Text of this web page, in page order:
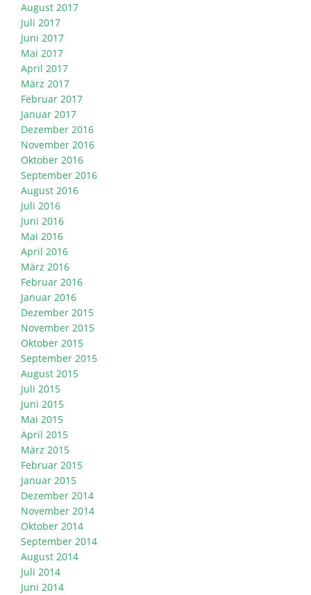
August 2017
Juli 2017
Juni 2017
Mai 2017
April 2017
März 2017
Februar 2017
Januar 2017
Dezember 2016
November 2016
Oktober 2016
September 2016
August 2016
Juli 2016
Juni 2016
Mai 2016
April 2016
März 2016
Februar 2016
Januar 2016
Dezember 2015
November 2015
Oktober 2015
September 2015
August 2015
Juli 2015
Juni 2015
Mai 2015
April 2015
März 2015
Februar 2015
Januar 2015
Dezember 2014
November 2014
Oktober 2014
September 2014
August 2014
Juli 2014
Juni 2014